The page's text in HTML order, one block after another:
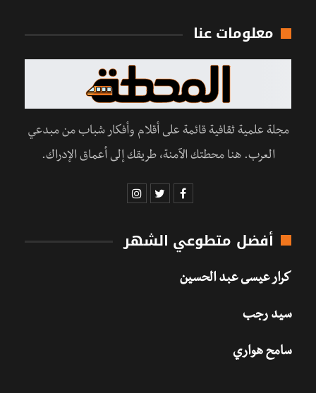
معلومات عنا
مجلة علمية ثقافية قائمة على أقلام وأفكار شباب من مبدعي
العرب. هنا محطتك الآمنة، طريقك إلى أعماق الإدراك.
أفضل متطوعي الشهر
كرار عيسى عبد الحسين
سيد رجب
سامح هواري